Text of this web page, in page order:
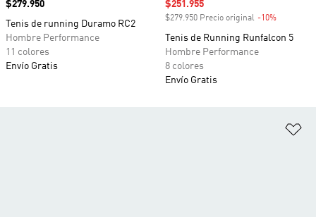
Precio
$279.950
Tenis de running Duramo RC2
Hombre Performance
11 colores
Envío Gratis
Precio de venta
$251.955
$279.950 Precio original -10%
Tenis de Running Runfalcon 5
Hombre Performance
8 colores
Envío Gratis